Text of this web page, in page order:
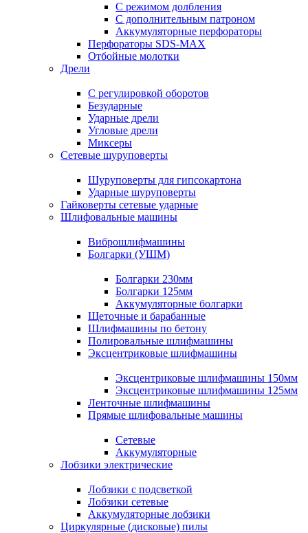
С режимом долбления
С дополнительным патроном
Аккумуляторные перфораторы
Перфораторы SDS-MAX
Отбойные молотки
Дрели
С регулировкой оборотов
Безударные
Ударные дрели
Угловые дрели
Миксеры
Сетевые шуруповерты
Шуруповерты для гипсокартона
Ударные шуруповерты
Гайковерты сетевые ударные
Шлифовальные машины
Виброшлифмашины
Болгарки (УШМ)
Болгарки 230мм
Болгарки 125мм
Аккумуляторные болгарки
Щеточные и барабанные
Шлифмашины по бетону
Полировальные шлифмашины
Эксцентриковые шлифмашины
Эксцентриковые шлифмашины 150мм
Эксцентриковые шлифмашины 125мм
Ленточные шлифмашины
Прямые шлифовальные машины
Сетевые
Аккумуляторные
Лобзики электрические
Лобзики с подсветкой
Лобзики сетевые
Аккумуляторные лобзики
Циркулярные (дисковые) пилы